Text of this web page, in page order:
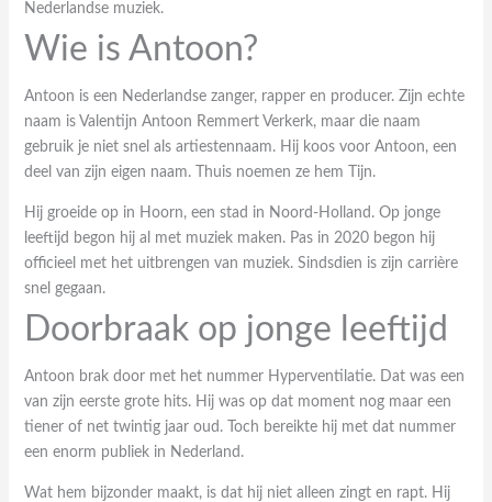
Nederlandse muziek.
Wie is Antoon?
Antoon is een Nederlandse zanger, rapper en producer. Zijn echte
naam is Valentijn Antoon Remmert Verkerk, maar die naam
gebruik je niet snel als artiestennaam. Hij koos voor Antoon, een
deel van zijn eigen naam. Thuis noemen ze hem Tijn.
Hij groeide op in Hoorn, een stad in Noord-Holland. Op jonge
leeftijd begon hij al met muziek maken. Pas in 2020 begon hij
officieel met het uitbrengen van muziek. Sindsdien is zijn carrière
snel gegaan.
Doorbraak op jonge leeftijd
Antoon brak door met het nummer Hyperventilatie. Dat was een
van zijn eerste grote hits. Hij was op dat moment nog maar een
tiener of net twintig jaar oud. Toch bereikte hij met dat nummer
een enorm publiek in Nederland.
Wat hem bijzonder maakt, is dat hij niet alleen zingt en rapt. Hij